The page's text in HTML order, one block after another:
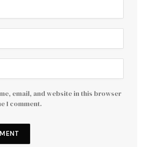
email, and website in this browser
I comment.